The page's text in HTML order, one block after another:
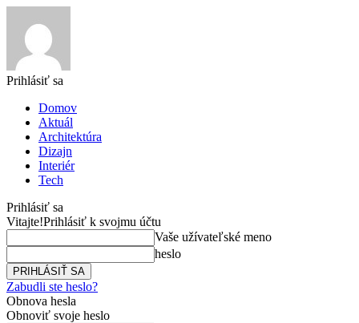
Prihlásiť sa
Domov
Aktuál
Architektúra
Dizajn
Interiér
Tech
Prihlásiť sa
Vitajte!Prihlásiť k svojmu účtu
Vaše užívateľské meno
heslo
Zabudli ste heslo?
Obnova hesla
Obnoviť svoje heslo